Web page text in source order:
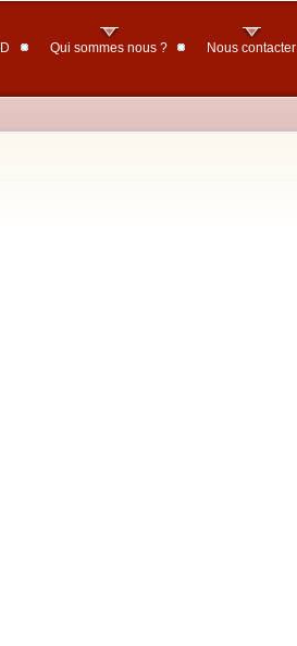
Qui sommes nous ? Nous contacter